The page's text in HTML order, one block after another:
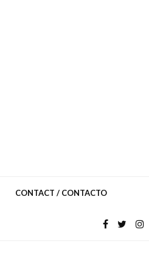
CONTACT / CONTACTO